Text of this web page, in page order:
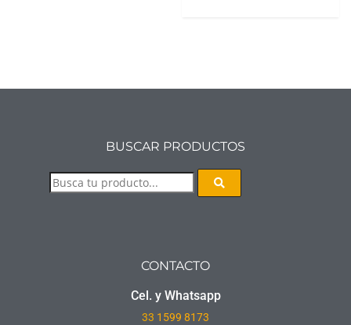
BUSCAR PRODUCTOS
CONTACTO
Cel. y Whatsapp
33 1599 8173